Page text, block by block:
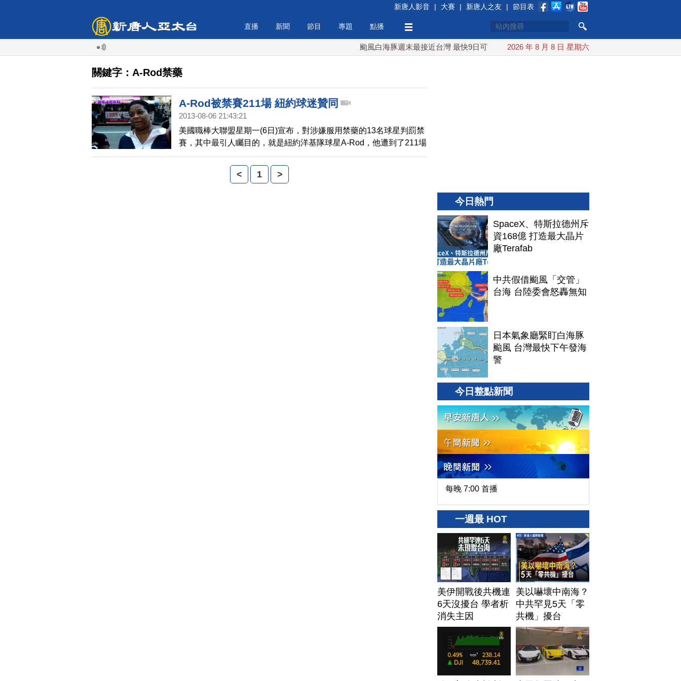
新唐人影音 | 大賽 | 新唐人之友 | 節目表
直播 新聞 節目 專題 點播
颱風白海豚週末最接近台灣 最快9日可能登陸中國 台灣漢光首結合城鎮演習 AIT連續發文讚「
2026 年 8 月 8 日 星期六
關鍵字：A-Rod禁藥
A-Rod被禁賽211場 紐約球迷贊同
2013-08-06 21:43:21
美國職棒大聯盟星期一(6日)宣布，對涉嫌服用禁藥的13名球星判罰禁
賽，其中最引人矚目的，就是紐約洋基隊球星A-Rod，他遭到了211場
禁賽的處罰。洋基隊所在地紐約的民眾反應尤為強烈。
< 1 >
今日熱門
SpaceX、特斯拉德州斥
資168億 打造最大晶片
廠Terafab
中共假借颱風「交管」
台海 台陸委會怒轟無知
日本氣象廳緊盯白海豚
颱風 台灣最快下午發海
警
今日整點新聞
每晚 7:00 首播
一週最 HOT
美伊開戰後共機連
6天沒擾台 學者析
消失主因
美以嚇壞中南海？
中共罕見5天「零
共機」擾台